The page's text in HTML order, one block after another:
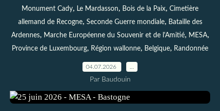
Monument Cady, Le Mardasson, Bois de la Paix, Cimetière
allemand de Recogne, Seconde Guerre mondiale, Bataille des
Ardennes, Marche Européenne du Souvenir et de l'Amitié, MESA,
Province de Luxembourg, Région wallonne, Belgique, Randonnée
04.07.2026
Par Baudouin